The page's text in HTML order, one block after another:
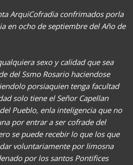
ArquiCofradia confrimados porla
en ocho de septiembre del Año de
sexo y calidad que sea
del Ssmo Rosario haciendose
porsiaquien tenga facultad
solo tiene el Señor Capellan
Pueblo, enla inteligencia que no
por entrar a ser cofrade del
se puede recebir lo que los que
voluntariamente por limosna
por los santos Pontifices